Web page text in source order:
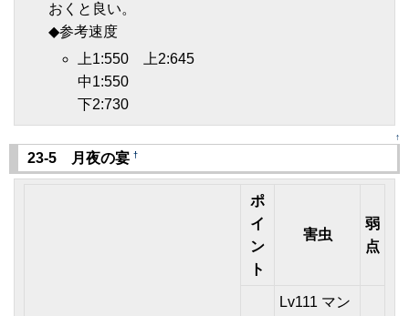
おくと良い。
◆参考速度
上1:550 上2:645
中1:550
下2:730
↑
23-5 月夜の宴 †
ポ
イ
ン
ト
害虫
弱
点
Lv111 マン